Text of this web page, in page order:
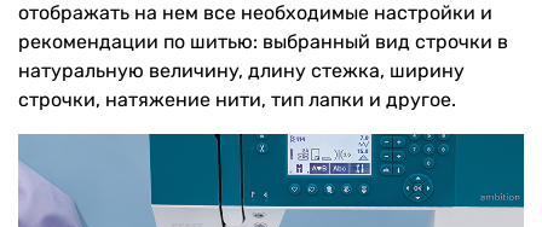
отображать на нем все необходимые настройки и
рекомендации по шитью: выбранный вид строчки в
натуральную величину, длину стежка, ширину
строчки, натяжение нити, тип лапки и другое.